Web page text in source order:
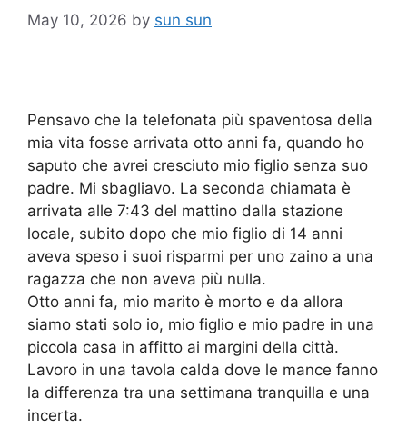
May 10, 2026 by sun sun
Pensavo che la telefonata più spaventosa della
mia vita fosse arrivata otto anni fa, quando ho
saputo che avrei cresciuto mio figlio senza suo
padre. Mi sbagliavo. La seconda chiamata è
arrivata alle 7:43 del mattino dalla stazione
locale, subito dopo che mio figlio di 14 anni
aveva speso i suoi risparmi per uno zaino a una
ragazza che non aveva più nulla.
Otto anni fa, mio marito è morto e da allora
siamo stati solo io, mio figlio e mio padre in una
piccola casa in affitto ai margini della città.
Lavoro in una tavola calda dove le mance fanno
la differenza tra una settimana tranquilla e una
incerta.